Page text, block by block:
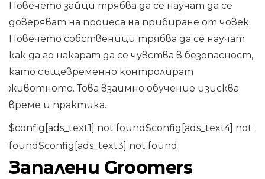
Повечето зайци трябва да се научат да се
доверяват на процеса на прибиране от човек.
Повечето собственици трябва да се научат
как да го накарат да се чувства в безопасност,
като същевременно контролират
животното. Това взаимно обучение изисква
време и практика.
$config[ads_text1] not found$config[ads_text4] not
found$config[ads_text3] not found
Запалени Groomers